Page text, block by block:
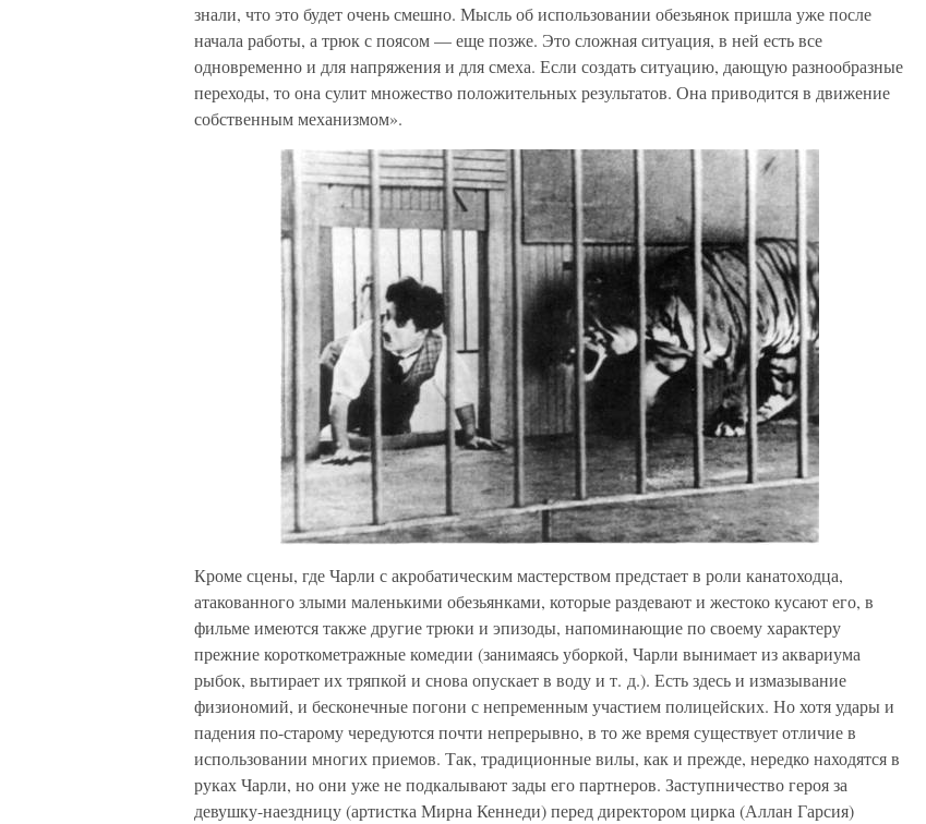
знали, что это будет очень смешно. Мысль об использовании обезьянок пришла уже после
начала работы, а трюк с поясом — еще позже. Это сложная ситуация, в ней есть все
одновременно и для напряжения и для смеха. Если создать ситуацию, дающую разнообразные
переходы, то она сулит множество положительных результатов. Она приводится в движение
собственным механизмом».
Кроме сцены, где Чарли с акробатическим мастерством предстает в роли канатоходца,
атакованного злыми маленькими обезьянками, которые раздевают и жестоко кусают его, в
фильме имеются также другие трюки и эпизоды, напоминающие по своему характеру
прежние короткометражные комедии (занимаясь уборкой, Чарли вынимает из аквариума
рыбок, вытирает их тряпкой и снова опускает в воду и т. д.). Есть здесь и измазывание
физиономий, и бесконечные погони с непременным участием полицейских. Но хотя удары и
падения по-старому чередуются почти непрерывно, в то же время существует отличие в
использовании многих приемов. Так, традиционные вилы, как и прежде, нередко находятся в
руках Чарли, но они уже не подкалывают зады его партнеров. Заступничество героя за
девушку-наездницу (артистка Мирна Кеннеди) перед директором цирка (Аллан Гарсия)